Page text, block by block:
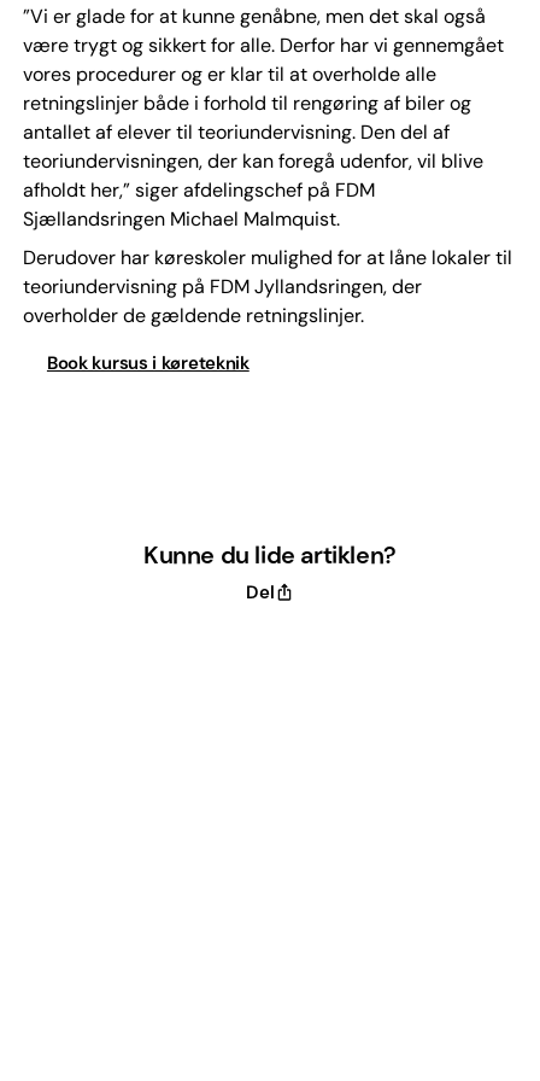
”Vi er glade for at kunne genåbne, men det skal også
være trygt og sikkert for alle. Derfor har vi gennemgået
vores procedurer og er klar til at overholde alle
retningslinjer både i forhold til rengøring af biler og
antallet af elever til teoriundervisning. Den del af
teoriundervisningen, der kan foregå udenfor, vil blive
afholdt her,” siger afdelingschef på FDM
Sjællandsringen Michael Malmquist.
Derudover har køreskoler mulighed for at låne lokaler til
teoriundervisning på FDM Jyllandsringen, der
overholder de gældende retningslinjer.
Book kursus i køreteknik
Kunne du lide artiklen?
Del